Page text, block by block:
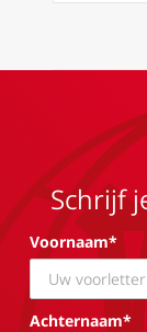
Schrijf
Voornaam*
Achternaam*